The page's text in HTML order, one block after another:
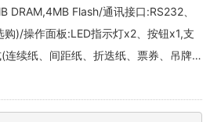
DRAM,4MB Flash/通讯接口:RS232、
)/操作面板:LED指示灯x2、按钮x1,支
连续纸、间距纸、折迭纸、票券、吊牌…